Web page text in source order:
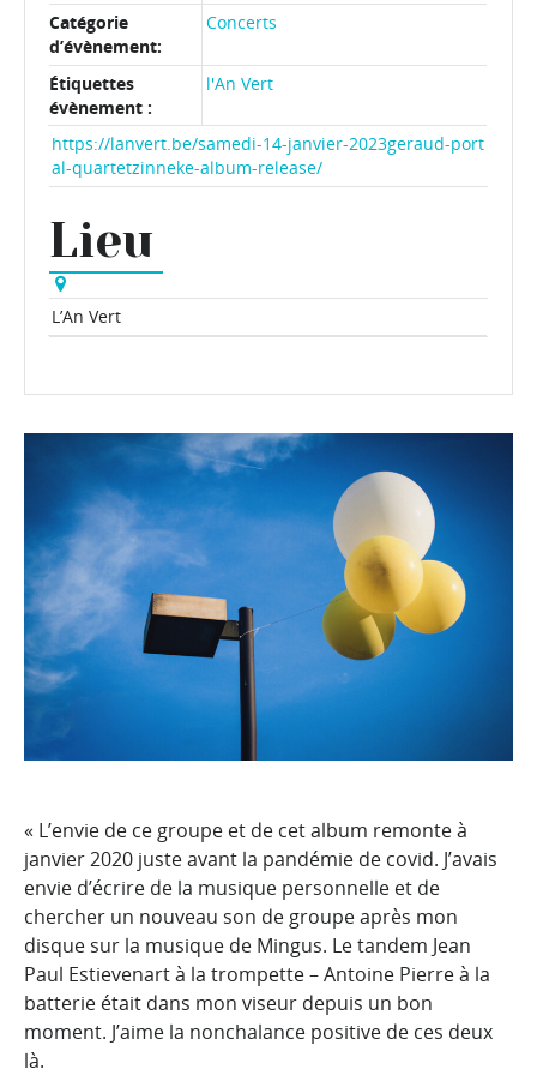
Catégorie
d’évènement:
Concerts
Étiquettes
évènement :
l'An Vert
https://lanvert.be/samedi-14-janvier-2023geraud-port
al-quartetzinneke-album-release/
Lieu
L’An Vert
« L’envie de ce groupe et de cet album remonte à
janvier 2020 juste avant la pandémie de covid. J’avais
envie d’écrire de la musique personnelle et de
chercher un nouveau son de groupe après mon
disque sur la musique de Mingus. Le tandem Jean
Paul Estievenart à la trompette – Antoine Pierre à la
batterie était dans mon viseur depuis un bon
moment. J’aime la nonchalance positive de ces deux
là.